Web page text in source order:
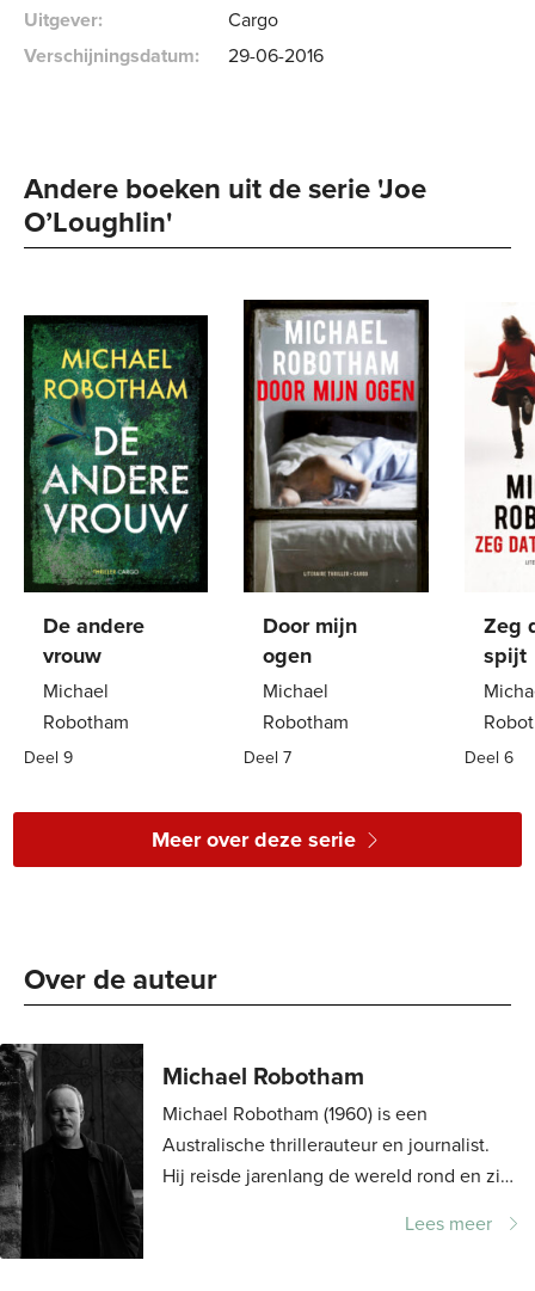
Uitgever:
Cargo
Verschijningsdatum:
29-06-2016
Andere boeken uit de serie 'Joe
O’Loughlin'
De andere
vrouw
Michael
Robotham
Deel 9
book
Door mijn
ogen
Michael
Robotham
Deel 7
book
Zeg
spijt
Deel 6
book
Meer over deze serie
Over de auteur
Michael Robotham
Michael Robotham (1960) is een
Australische thrillerauteur en journalist.
Hij reisde jarenlang de wereld rond en zijn
Amerikaanse en Australische kranten en...
Lees meer